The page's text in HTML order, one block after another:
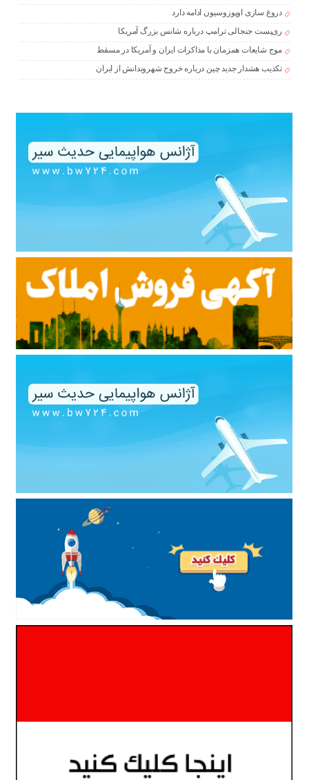
دروغ سازی اوپوزوسیون ادامه دارد
ری‌پست جنجالی ترامپ درباره شانس بزرگ آمریکا
موج شایعات همزمان با مذاکرات ایران و آمریکا در مسقط
تکذیب هشدار جدید چین درباره خروج شهروندانش از ایران